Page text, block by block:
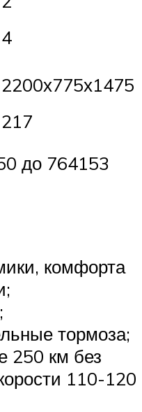
4
2200х775х1475
217
до 764153
комфорта
тормоза;
250 км без
110-120